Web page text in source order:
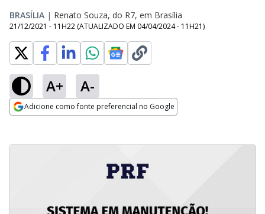
BRASÍLIA | Renato Souza, do R7, em Brasília
21/12/2021 - 11H22 (ATUALIZADO EM 04/04/2024 - 11H21)
A+ A-
Adicione como fonte preferencial no Google